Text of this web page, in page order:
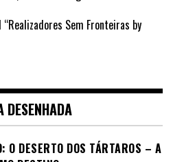
Sem Fronteiras by
DESENHADA
O DESERTO DOS TÁRTAROS – A